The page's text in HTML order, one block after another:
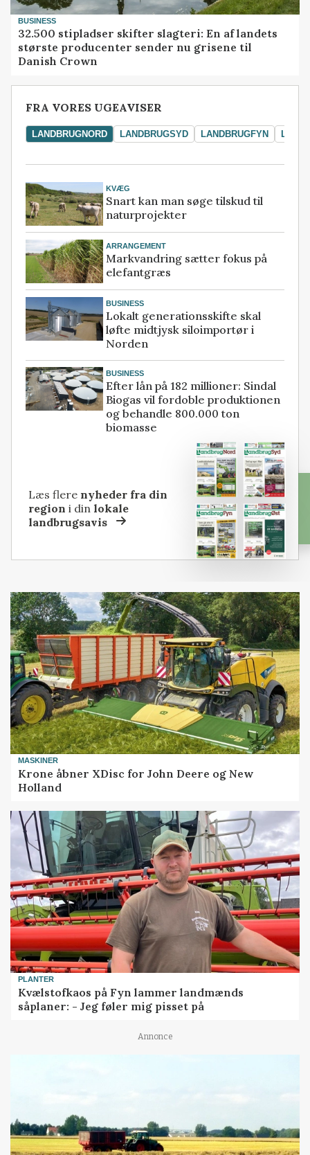
BUSINESS
32.500 stipladser skifter slagteri: En af landets
største producenter sender nu grisene til
Danish Crown
FRA VORES UGEAVISER
LANDBRUGNORD LANDBRUGSYD LANDBRUGFYN
KVÆG
Snart kan man søge tilskud til
naturprojekter
ARRANGEMENT
Markvandring sætter fokus på
elefantgræs
BUSINESS
Lokalt generationsskifte skal
løfte midtjysk siloimportør i
Norden
BUSINESS
Efter lån på 182 millioner: Sindal
Biogas vil fordoble produktionen
og behandle 800.000 ton
biomasse
Læs flere nyheder fra din
region i dinlokale
landbrugsavis
MASKINER
Krone åbner XDisc for John Deere og New
Holland
PLANTER
Kvælstofkaos på Fyn lammer landmænds
såplaner: - Jeg føler mig pisset på
Annonce